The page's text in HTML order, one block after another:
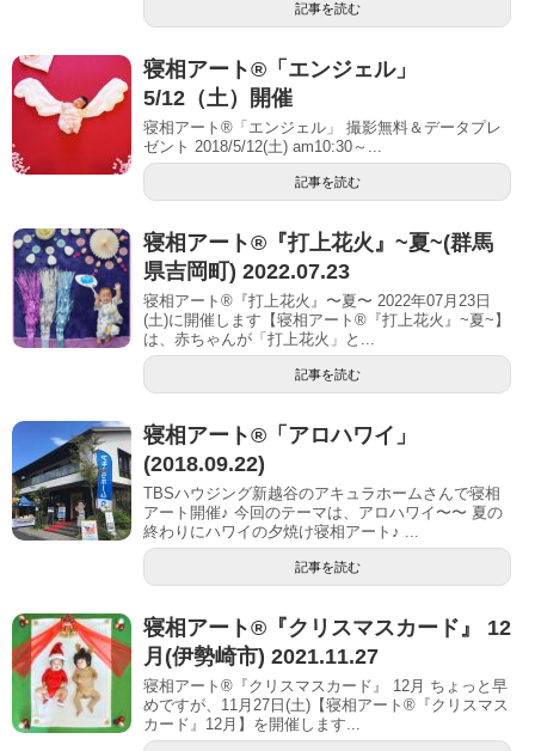
記事を読む
寝相アート®「エンジェル」
5/12（土）開催
寝相アート®「エンジェル」 撮影無料＆データプレ
ゼント 2018/5/12(土) am10:30～...
記事を読む
寝相アート®︎『打上花火』~夏~(群馬
県吉岡町) 2022.07.23
寝相アート®『打上花火』〜夏〜 2022年07月23日
(土)に開催します【寝相アート®︎『打上花火』~夏~】
は、赤ちゃんが「打上花火」と...
記事を読む
寝相アート®︎「アロハワイ」
(2018.09.22)
TBSハウジング新越谷のアキュラホームさんで寝相
アート開催♪ 今回のテーマは、アロハワイ〜〜 夏の
終わりにハワイの夕焼け寝相アート♪ ...
記事を読む
寝相アート®︎『クリスマスカード』 12
月(伊勢崎市) 2021.11.27
寝相アート®『クリスマスカード』 12月 ちょっと早
めですが、11月27日(土)【寝相アート®︎『クリスマス
カード』12月】を開催します...